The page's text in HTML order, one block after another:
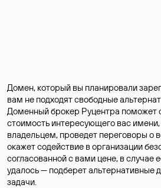
Домен, который вы планировали
вам не подходят свободные
Доменный брокер Руцентра поможет
стоимость интересующего вас имени,
владельцем, проведет переговоры о
окажет содействие в организации
согласованной с вами цене, в случае
удалось — подберет альтернативные
задачи.